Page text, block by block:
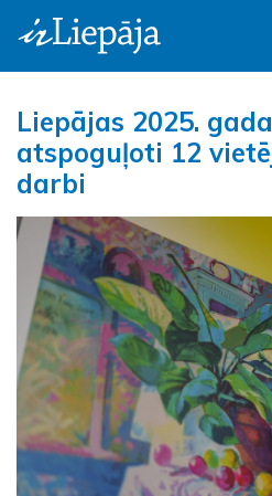
Liepājas 2025.
atspoguļoti 12
darbi